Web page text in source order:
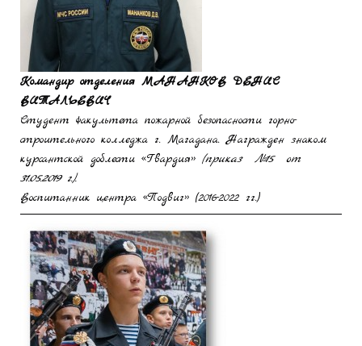
Командир отделения МАНАНКОВ ДЕНИС
ВИТАЛЬЕВИЧ
Студент факультета пожарной безопасности горно-
строительного колледжа г. Магадана. Награжден знаком
курсантской доблести «Гвардия» (приказ №15 от
31.05.2019 г.).
Воспитанник центра «Подвиг» (2016-2022 гг.)